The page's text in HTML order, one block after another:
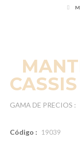
GAMA DE PRECIOS :
Código : 19039